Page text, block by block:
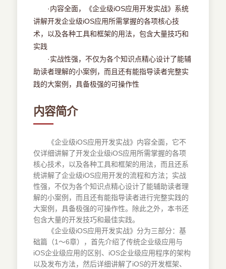
·内容全面，《企业级iOS应用开发实战》系统
讲解开发企业级iOS应用所需掌握的各项核心技
术，以及各种工具和框架的用法，包含大量技巧和
实践
·实战性强，不仅为各个知识点精心设计了能辅
助读者理解的小案例，而且还有能指导读者完整实
践的大案例，具备极强的可操作性
内容简介
《企业级iOS应用开发实战》内容全面，它不
仅详细讲解了开发企业级iOS应用所需掌握的各项
核心技术，以及各种工具和框架的用法，而且还系
统讲解了企业级iOS应用开发的流程和方法；实战
性强，不仅为各个知识点精心设计了能辅助读者理
解的小案例，而且还有能指导读者进行完整实践的
大案例，具备极强的可操作性。除此之外，本书还
包含大量的开发技巧和最佳实践。
《企业级iOS应用开发实战》分为三部分：基
础篇（1～6章），首先介绍了传统企业级应用与
iOS企业级应用的区别、iOS企业级应用程序的架构
以及发布方法，然后详细讲解了iOS的开发框架、